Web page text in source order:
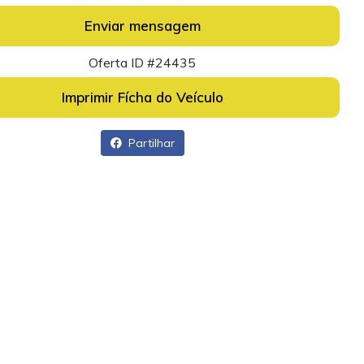
Enviar mensagem
Oferta ID #24435
Imprimir Fícha do Veículo
Partilhar